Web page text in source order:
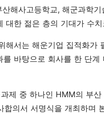
해사고등학교, 해군과학
대한 젊은 층의 기대가 수
서는 해운기업 집적화가
바탕으로 회사를 한 단
제 중 하나인 HMM의 부
의서 서명식을 개최하며